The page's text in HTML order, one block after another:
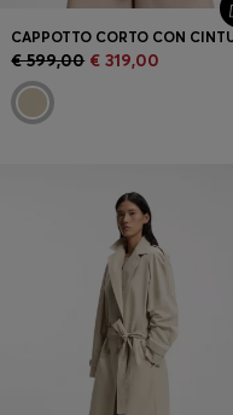
€ 599,00 € 319,00